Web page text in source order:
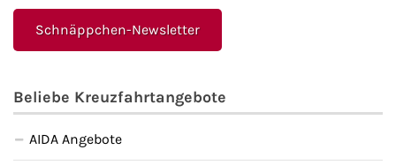
Schnäppchen-Newsletter
Beliebe Kreuzfahrtangebote
AIDA Angebote